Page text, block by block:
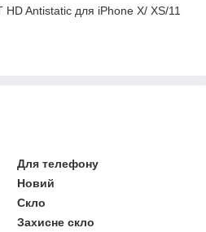
HD Antistatic для iPhone X/ XS/11
Для телефону
Новий
Скло
Захисне скло